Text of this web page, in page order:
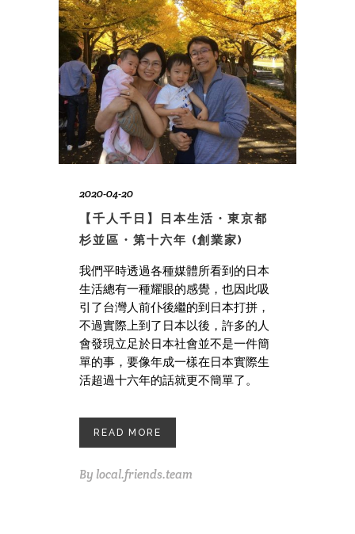
2020-04-20
【千人千日】日本生活・東京都
杉並區・第十六年 (創業家)
我們平時透過各種媒體所看到的日本
生活總有一種耀眼的感覺，也因此吸
引了台灣人前仆後繼的到日本打拼，
不過實際上到了日本以後，許多的人
會發現立足於日本社會並不是一件簡
單的事，要像年成一樣在日本實際生
活超過十六年的話就更不簡單了。
READ MORE
By local.friends.team